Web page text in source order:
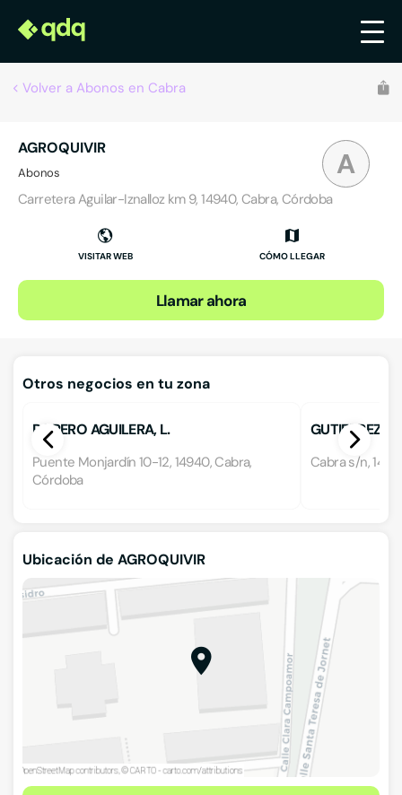
Volver a Abonos en Cabra
A
AGROQUIVIR
Abonos
Carretera Aguilar-Iznalloz km 9, 14940, Cabra, Córdoba
VISITAR WEB CÓMO LLEGAR
Llamar ahora
Otros negocios en tu zona
ROPERO AGUILERA, L.
Puente Monjardín 10-12, 14940, Cabra,
Córdoba
GUTIERREZ
Cabra s/n,
Ubicación de AGROQUIVIR